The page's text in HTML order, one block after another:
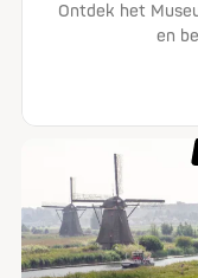
Ontdek het
en